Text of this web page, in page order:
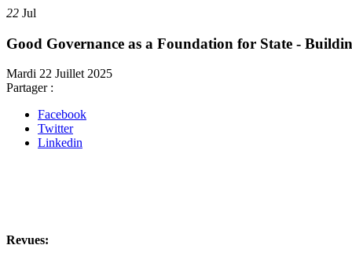
22 Jul
Good Governance as a Foundation for State -
Mardi 22 Juillet 2025
Partager :
Facebook
Twitter
Linkedin
Revues: